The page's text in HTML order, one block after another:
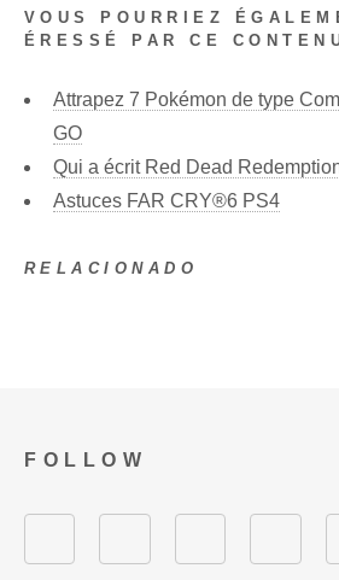
VOUS POURRIEZ
ÉRESSÉ PAR CE
Attrapez 7 Pokémon de type
GO
Qui a écrit Red Dead
Astuces FAR CRY®6 PS4
RELACIONADO
FOLLOW